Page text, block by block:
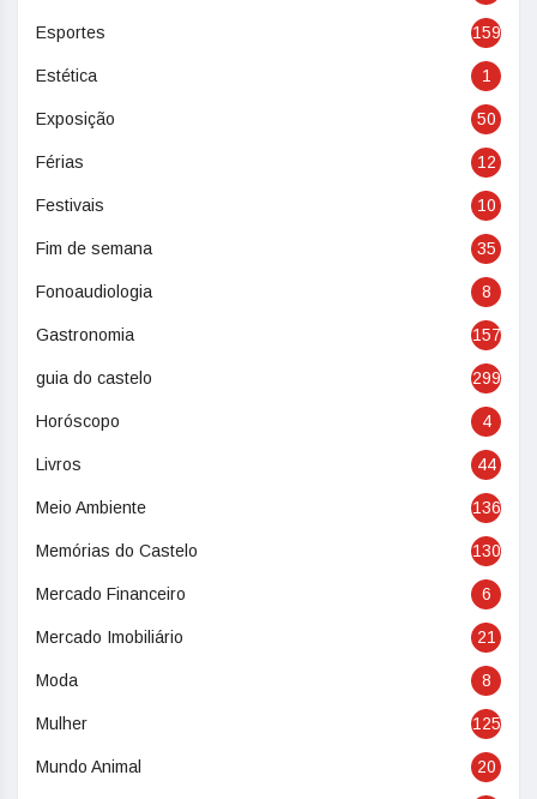
Esportes 159
Estética 1
Exposição 50
Férias 12
Festivais 10
Fim de semana 35
Fonoaudiologia 8
Gastronomia 157
guia do castelo 299
Horóscopo 4
Livros 44
Meio Ambiente 136
Memórias do Castelo 130
Mercado Financeiro 6
Mercado Imobiliário 21
Moda 8
Mulher 125
Mundo Animal 20